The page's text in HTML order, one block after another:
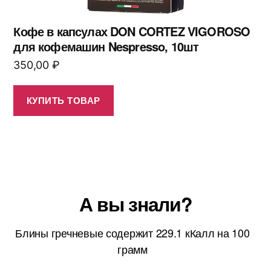
Кофе в капсулах DON CORTEZ VIGOROSO
для кофемашин Nespresso, 10шт
350,00 ₽
КУПИТЬ ТОВАР
А вы знали?
Блины гречневые содержит 229.1 кКалл на 100
грамм